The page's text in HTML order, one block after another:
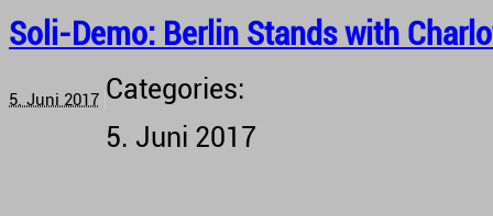
Soli-Demo: Berlin Stands with
Categories:
5. Juni 2017
5. Juni 2017